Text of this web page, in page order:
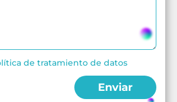
de tratamiento de datos
Enviar